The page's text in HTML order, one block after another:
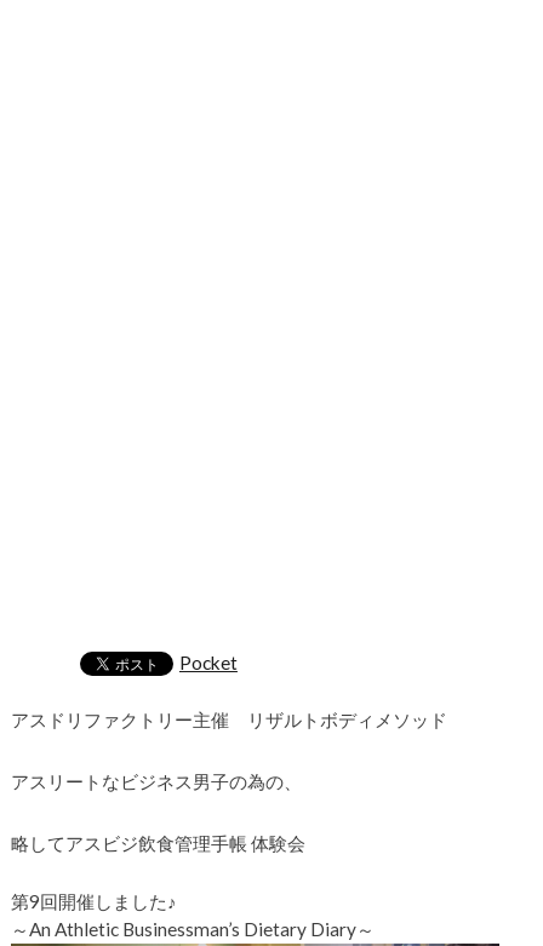
Pocket
アスドリファクトリー主催 リザルトボディメソッド
アスリートなビジネス男子の為の、
略してアスビジ飲食管理手帳 体験会
第9回開催しました♪
～An Athletic Businessman’s Dietary Diary～